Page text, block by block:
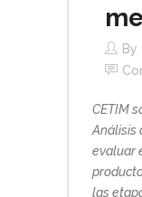
By
CETIM
Análisis
evaluar
las